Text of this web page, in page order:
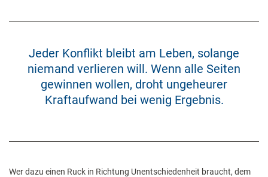
Jeder Konflikt bleibt am Leben, solange
niemand verlieren will. Wenn alle Seiten
gewinnen wollen, droht ungeheurer
Kraftaufwand bei wenig Ergebnis.
Wer dazu einen Ruck in Richtung Unentschiedenheit braucht, dem